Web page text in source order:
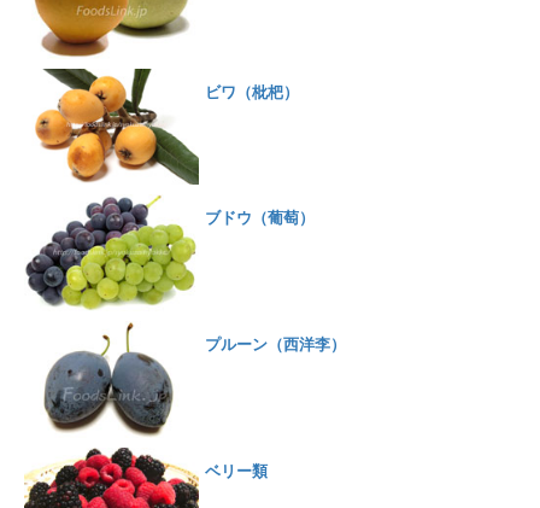
ビワ（枇杷）
ブドウ（葡萄）
プルーン（西洋李）
ベリー類